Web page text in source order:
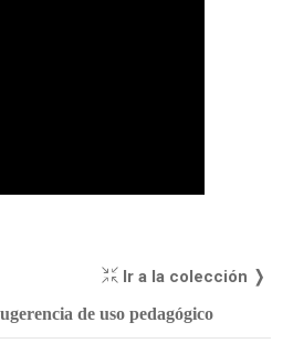
Ir a la colección ❭
de uso pedagógico